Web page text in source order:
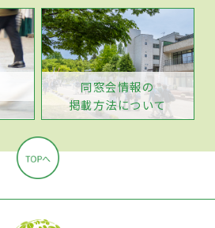
同窓会情報の
掲載方法について